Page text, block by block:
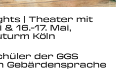
| Theater mit
& 16.-17. Mai,
Köln
der GGS
Gebärdensprache